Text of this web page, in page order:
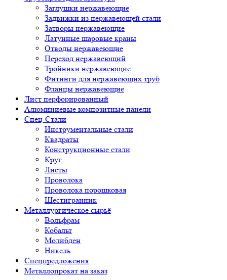
Заглушки нержавеющие
Задвижки из нержавеющей стали
Затворы нержавеющие
Латунные шаровые краны
Отводы нержавеющие
Переход нержавеющий
Тройники нержавеющие
Фитинги для нержавеющих труб
Фланцы нержавеющие
Лист перфорированный
Алюминиевые композитные панели
Спец-Стали
Инструментальные стали
Квадраты
Конструкционные стали
Круг
Листы
Проволока
Проволока порошковая
Шестигранник
Металлургическое сырьё
Вольфрам
Кобальт
Молибден
Никель
Спецпредложения
Металлопрокат на заказ